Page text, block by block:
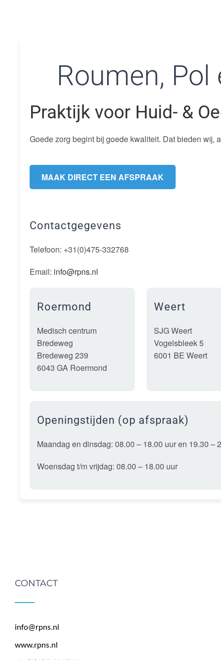
Roumen, Pol
Praktijk voor Huid- &
Goede zorg begint bij goede kwaliteit. Dat bieden wij,
MAAK DIRECT EEN AFSPRAAK
Contactgegevens
Telefoon: +31(0)475-332768
Email: info@rpns.nl
Roermond
Medisch centrum
Bredeweg
Bredeweg 239
6043 GA Roermond
Weert
SJG Weert
Vogelsbleek 5
6001 BE Weert
Openingstijden (op afspraak)
Maandag en dinsdag: 08.00 – 18.00 uur en 19.30 –
Woensdag t/m vrijdag: 08.00 – 18.00 uur
CONTACT
info@rpns.nl
www.rpns.nl